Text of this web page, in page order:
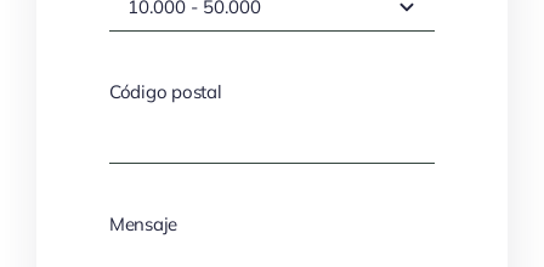
Código postal
Mensaje